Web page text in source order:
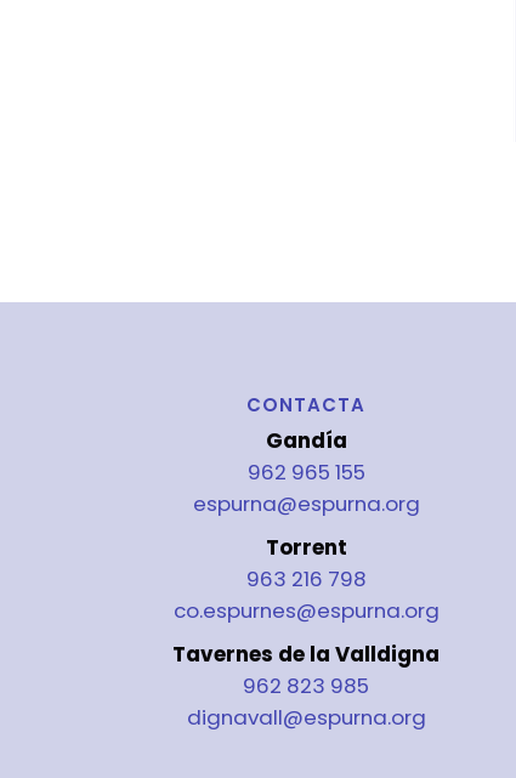
CONTACTA
Gandía
962 965 155
espurna@espurna.org
Torrent
963 216 798
co.espurnes@espurna.org
Tavernes de la Valldigna
962 823 985
dignavall@espurna.org